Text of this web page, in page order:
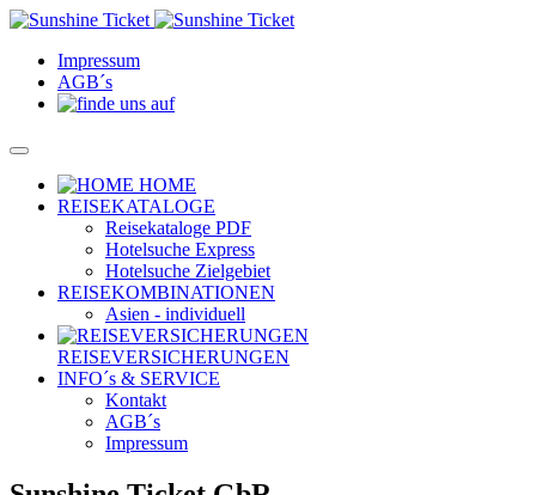
Impressum
AGB´s
HOME
REISEKATALOGE
Reisekataloge PDF
Hotelsuche Express
Hotelsuche Zielgebiet
REISEKOMBINATIONEN
Asien - individuell
REISEVERSICHERUNGEN
INFO´s & SERVICE
Kontakt
AGB´s
Impressum